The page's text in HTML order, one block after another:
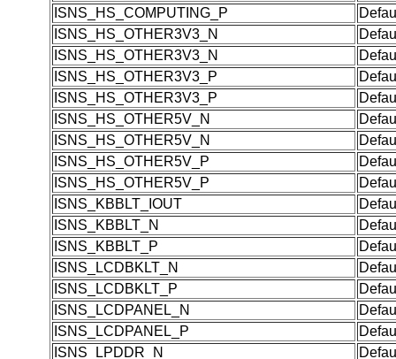
ISNS_HS_COMPUTING_P
ISNS_HS_OTHER3V3_N
ISNS_HS_OTHER3V3_N
ISNS_HS_OTHER3V3_P
ISNS_HS_OTHER3V3_P
ISNS_HS_OTHER5V_N
ISNS_HS_OTHER5V_N
ISNS_HS_OTHER5V_P
ISNS_HS_OTHER5V_P
ISNS_KBBLT_IOUT
ISNS_KBBLT_N
ISNS_KBBLT_P
ISNS_LCDBKLT_N
ISNS_LCDBKLT_P
ISNS_LCDPANEL_N
ISNS_LCDPANEL_P
ISNS_LPDDR_N